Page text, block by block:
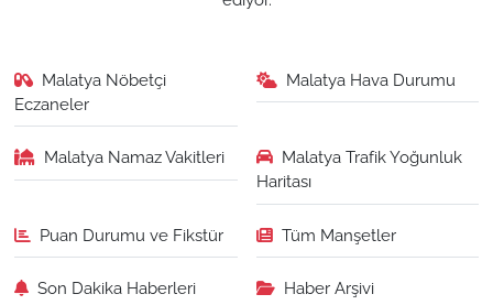
Malatya Nöbetçi
Eczaneler
Malatya Hava Durumu
Malatya Namaz Vakitleri
Malatya Trafik Yoğunluk
Haritası
Puan Durumu ve Fikstür Tüm Manşetler
Son Dakika Haberleri Haber Arşivi